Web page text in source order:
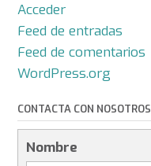
Acceder
Feed de entradas
Feed de comentarios
WordPress.org
CONTACTA CON NOSOTROS
Nombre